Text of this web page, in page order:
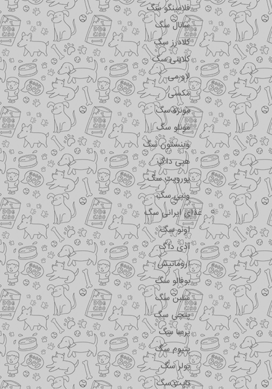
فلامینگو سگ
سانال سگ
کلادرز سگ
کلاینی سگ
لاو می
مکسی
مونژه سگ
مونلو سگ
وینستون سگ
هپی داگ
یوروپت سگ
ونپی سگ
غذای ایرانی سگ
اونو سگ
آدی داگ
اروماتیش
بوفالو سگ
سلبن سگ
پتچی سگ
پرسا سگ
پتیوم سگ
پولر سگ
تاپت سگ